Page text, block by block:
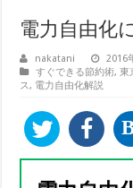
電力自由化
nakatani
2016
すぐできる節約術,東
ス, 電力自由化解説